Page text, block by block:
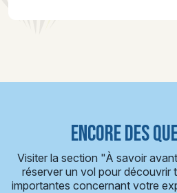
ENCORE DES
Visiter la section "À savoir
réserver un vol pour découvrir
importantes concernant votre